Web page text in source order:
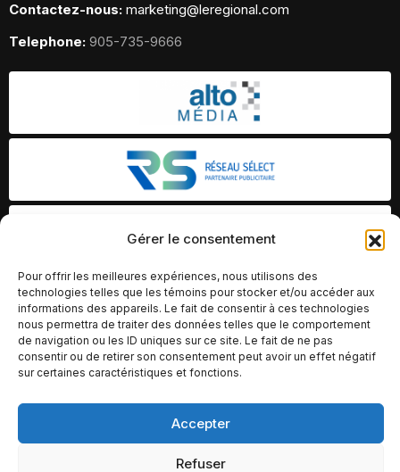
Gérer le consentement
Pour offrir les meilleures expériences, nous utilisons des
technologies telles que les témoins pour stocker et/ou accéder aux
informations des appareils. Le fait de consentir à ces technologies
nous permettra de traiter des données telles que le comportement
de navigation ou les ID uniques sur ce site. Le fait de ne pas
consentir ou de retirer son consentement peut avoir un effet négatif
sur certaines caractéristiques et fonctions.
Accepter
Refuser
Contactez-nous: marketing@leregional.com
Telephone: 905-735-9666
© Copyright 2026 – Altomédia Inc |